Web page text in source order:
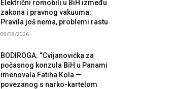
Električni romobili u BiH između
zakona i pravnog vakuuma:
Pravila još nema, problemi rastu
09/08/2026
BODIROGA: “Cvijanovićka za
počasnog konzula BiH u Panami
imenovala Fatiha Kola —
povezanog s narko-kartelom